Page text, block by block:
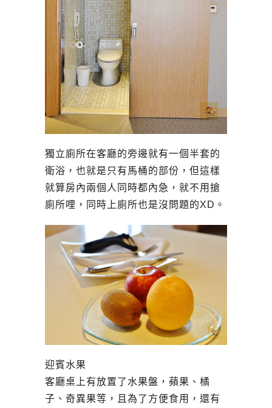
獨立廁所在客廳的旁邊就有一個半套的
衛浴，也就是只有馬桶的部份，但這樣
就算房內兩個人同時都內急，就不用搶
廁所哩，同時上廁所也是沒問題的XD。
迎賓水果
客廳桌上有放置了水果盤，蘋果、橘
子、奇異果等，且為了方便食用，還有